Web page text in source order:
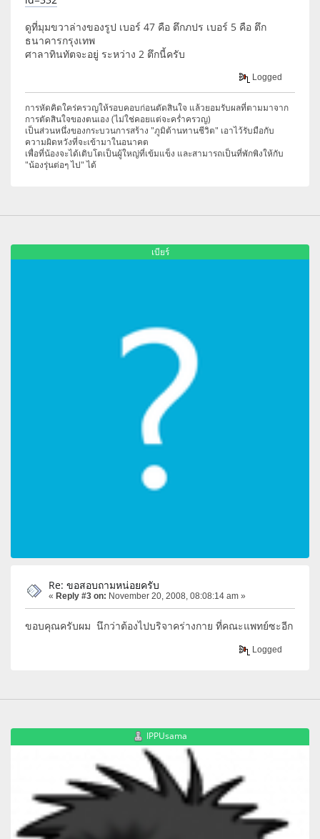
ดูที่มุมขวาล่างของรูป เบอร์ 47 คือ ตึกภปร เบอร์ 5 คือ ตึก
ธนาคารกรุงเทพ
ศาลาทินทัตจะอยู่ ระหว่าง 2 ตึกนี้ครับ
Logged
การหัดคิดใคร่ครวญให้รอบคอบก่อนตัดสินใจ แล้วยอมรับผลที่ตามมาจาก
การตัดสินใจของตนเอง (ไม่ใช่คอยแต่จะคร่ำครวญ)
เป็นส่วนหนึ่งของกระบวนการสร้าง "ภูมิต้านทานชีวิต" เอาไว้รับมือกับ
ความผิดหวังที่จะเข้ามาในอนาคต
เพื่อที่น้องจะได้เติบโตเป็นผู้ใหญ่ที่เข้มแข็ง และสามารถเป็นที่พักพิงให้กับ
"น้องรุ่นต่อๆ ไป" ได้
เบียร์
Re: ขอสอบถามหน่อยครับ
« Reply #3 on: November 20, 2008, 08:08:14 am »
ขอบคุณครับผม นึกว่าต้องไปบริจาคร่างกาย ที่คณะแพทย์ซะอีก
Logged
IPPUsama